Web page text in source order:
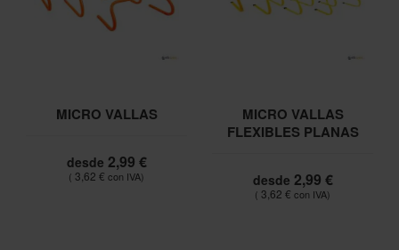
MICRO VALLAS
desde 2,99 €
3,62 €
MICRO VALLAS
FLEXIBLES PLANAS
desde 2,99 €
3,62 €